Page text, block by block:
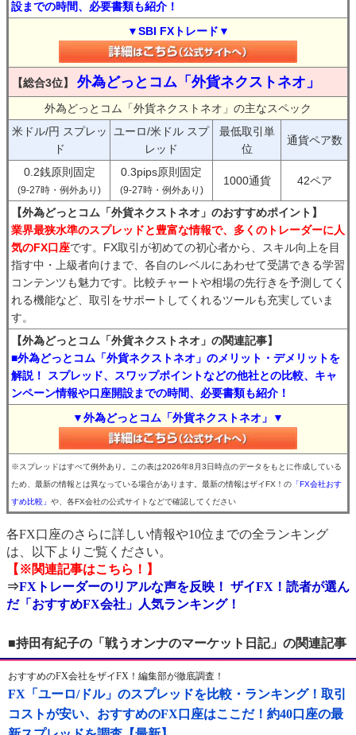
設までの時間、必要書類も紹介！
▼SBI FXトレード▼
【総合3位】 外為どっとコム「外貨ネクストネオ」
外為どっとコム「外貨ネクストネオ」の主なスペック
米ドル/円 スプレッ
ド
ユーロ/米ドル スプ
レッド
最低取引単
位
通貨ペア数
0.2銭原則固定
(9-27時・例外あり)
0.3pips原則固定
(9-27時・例外あり)
1000通貨 42ペア
【外為どっとコム「外貨ネクストネオ」のおすすめポイント】
業界最狭水準のスプレッドと豊富な情報で、多くのトレーダーに人
気のFX口座です。FX取引が初めての初心者から、スキル向上を目
指す中・上級者向けまで、各自のレベルにあわせて受講できる学習
コンテンツも魅力です。比較チャートや相場の先行きを予測してく
れる機能など、取引をサポートしてくれるツールも充実していま
す。
【外為どっとコム「外貨ネクストネオ」の関連記事】
■外為どっとコム「外貨ネクストネオ」のメリット・デメリットを
解説！ スプレッド、スワップポイントなどの他社との比較、キャ
ンペーン情報や口座開設までの時間、必要書類も紹介！
▼外為どっとコム「外貨ネクストネオ」▼
※スプレッドはすべて例外あり。この表は2026年8月3日時点のデータをもとに作成している
ため、最新の情報とは異なっている場合があります。最新の情報はザイFX！の 「FX会社おす
すめ比較」 や、各FX会社の公式サイトなどで確認してください
各FX口座のさらに詳しい情報や10位までの全ランキング
は、以下よりご覧ください。
【※関連記事はこちら！】
⇒FXトレーダーのリアルな声を反映！ ザイFX！読者が選ん
だ「おすすめFX会社」人気ランキング！
■持田有紀子の「戦うオンナのマーケット日記」の関連記事
おすすめのFX会社をザイFX！編集部が徹底調査！
FX「ユーロ/ドル」のスプレッドを比較・ランキング！取引
コストが安い、おすすめのFX口座はここだ！約40口座の最